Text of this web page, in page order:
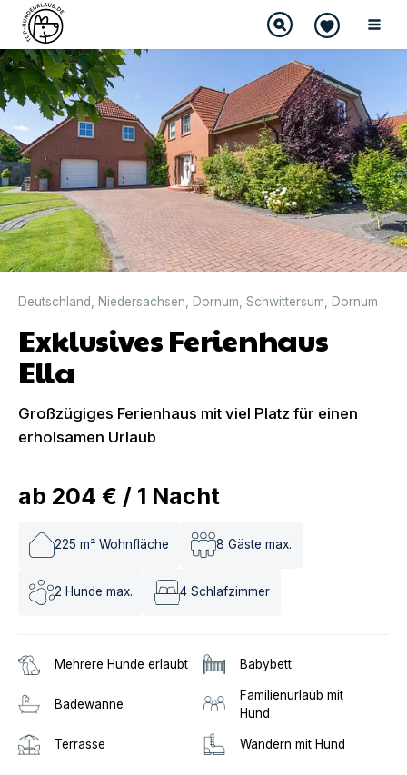
DIREKT BUCHBAR
Deutschland Niedersachsen Dornum Schwittersum Dornum
Exklusives Ferienhaus
Ella
Großzügiges Ferienhaus mit viel Platz für einen
erholsamen Urlaub
ab 204 € / 1 Nacht
225 m² Wohnfläche 8 Gäste max.
2 Hunde max. 4 Schlafzimmer
Mehrere Hunde erlaubt Babybett
Badewanne
Familienurlaub mit
Hund
Terrasse Wandern mit Hund